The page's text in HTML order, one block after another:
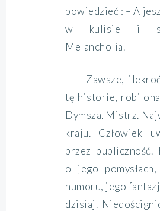
powiedzieć : – A
w kulisie i
Melancholia.
Zawsze,
tę historie, robi
Dymsza. Mistrz.
kraju. Człowiek
przez publiczność.
o jego
humoru, jego
dzisiaj.